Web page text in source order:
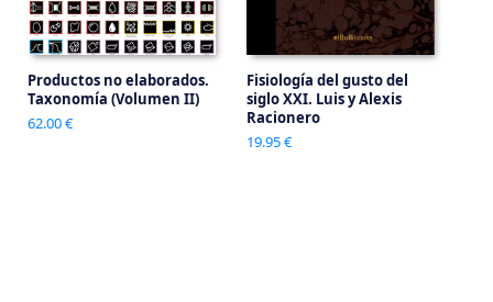
Productos no elaborados.
Taxonomía (Volumen II)
62.00 €
Fisiología del gusto del
siglo XXI. Luis y Alexis
Racionero
19.95 €